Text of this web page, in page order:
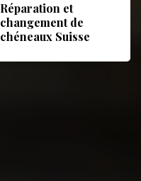
Réparation et
changement de
chéneaux Suisse